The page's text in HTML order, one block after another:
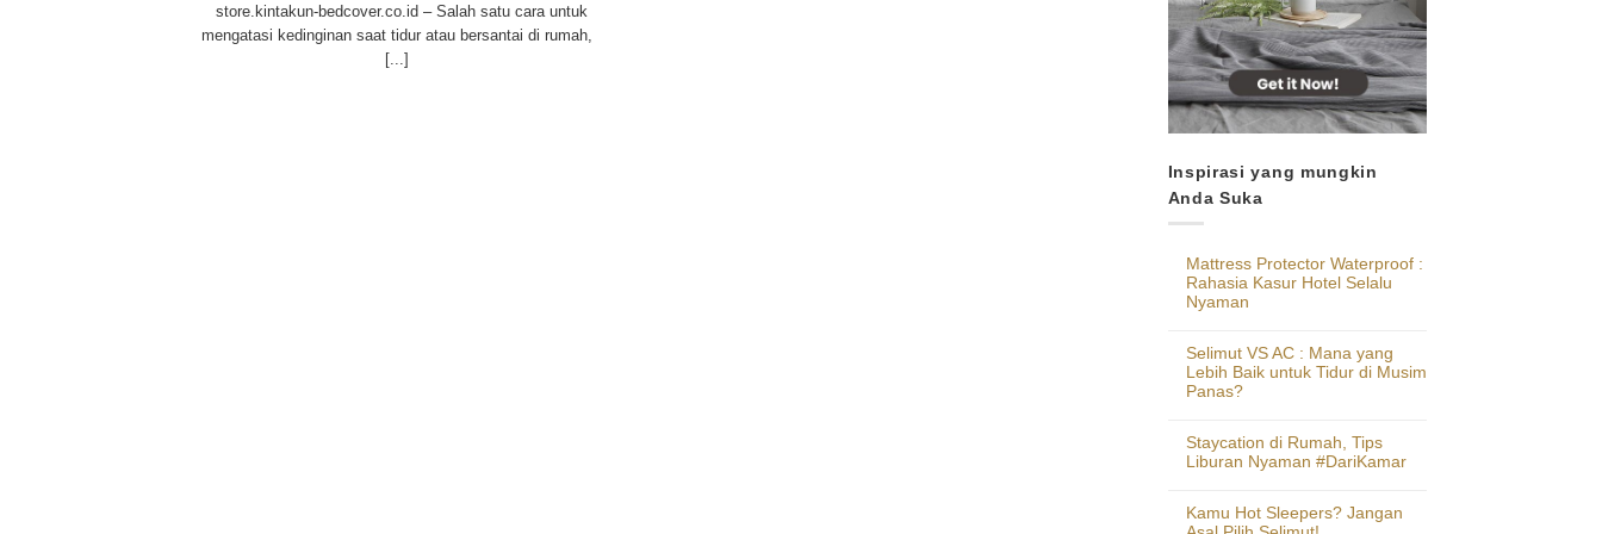
store.kintakun-bedcover.co.id – Salah satu cara untuk
mengatasi kedinginan saat tidur atau bersantai di rumah,
[...]
Inspirasi yang mungkin
Anda Suka
Mattress Protector Waterproof :
Rahasia Kasur Hotel Selalu
Nyaman
Selimut VS AC : Mana yang
Lebih Baik untuk Tidur di Musim
Panas?
Staycation di Rumah, Tips
Liburan Nyaman #DariKamar
Kamu Hot Sleepers? Jangan